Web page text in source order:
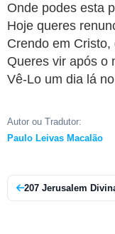
Onde podes esta
Hoje queres
Crendo em
Queres vir após o
Vê-Lo um dia lá
Autor ou Tradutor:
Paulo Leivas Macalão
207 Jerusalem